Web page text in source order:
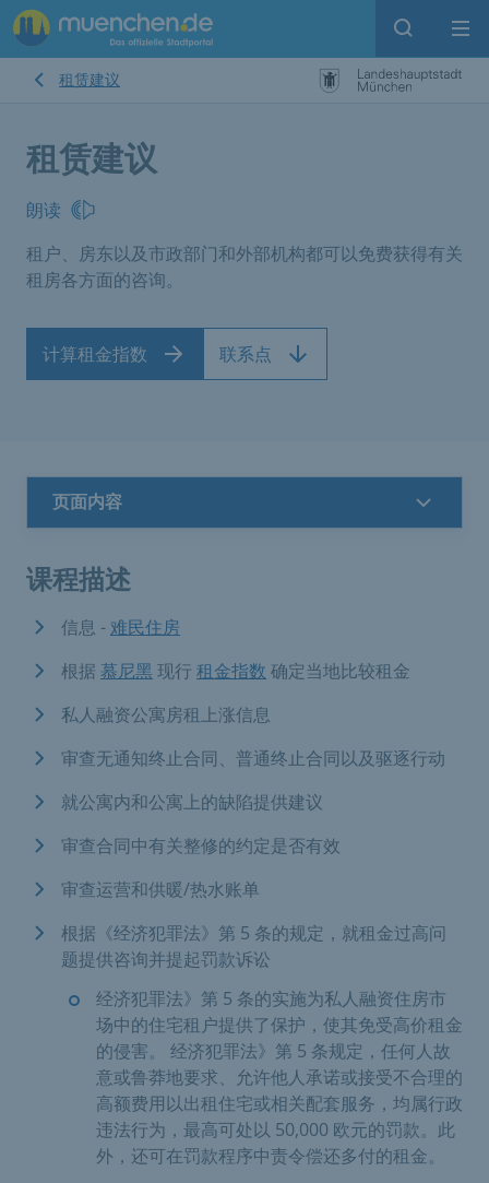
Open
租赁建议
租赁建议
朗读
租户、房东以及市政部门和外部机构都可以免费获得有关
租房各方面的咨询。
计算租金指数 联系点
页面内容
课程描述
信息 - 难民住房
根据 慕尼黑 现行 租金指数 确定当地比较租金
私人融资公寓房租上涨信息
审查无通知终止合同、普通终止合同以及驱逐行动
就公寓内和公寓上的缺陷提供建议
审查合同中有关整修的约定是否有效
审查运营和供暖/热水账单
根据《经济犯罪法》第 5 条的规定，就租金过高问
题提供咨询并提起罚款诉讼
经济犯罪法》第 5 条的实施为私人融资住房市
场中的住宅租户提供了保护，使其免受高价租金
的侵害。 经济犯罪法》第 5 条规定，任何人故
意或鲁莽地要求、允许他人承诺或接受不合理的
高额费用以出租住宅或相关配套服务，均属行政
违法行为，最高可处以 50,000 欧元的罚款。此
外，还可在罚款程序中责令偿还多付的租金。